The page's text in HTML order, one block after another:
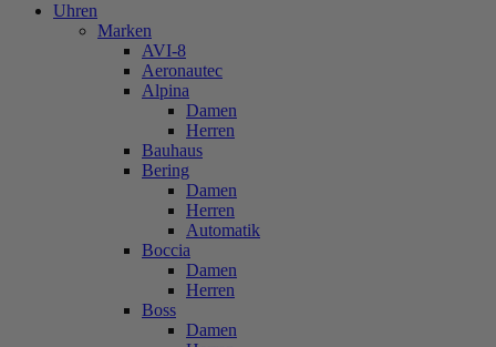
Uhren
Marken
AVI-8
Aeronautec
Alpina
Damen
Herren
Bauhaus
Bering
Damen
Herren
Automatik
Boccia
Damen
Herren
Boss
Damen